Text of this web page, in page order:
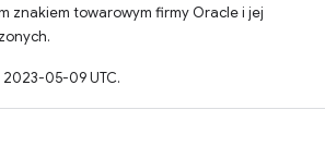
znakiem towarowym firmy Oracle i jej
05-09 UTC.